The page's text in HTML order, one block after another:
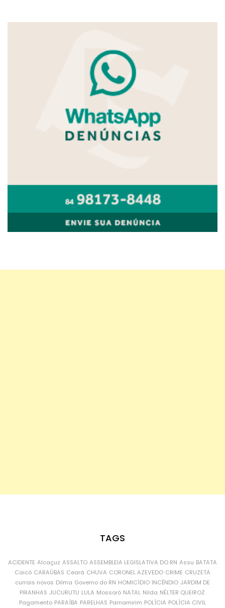
TAGS
ACIDENTE Alcaçuz ASSALTO ASSEMBLEIA LEGISLATIVA DO RN Assu BATATA
Caicó CARAÚBAS Ceará CHUVA CORONEL AZEVEDO CRIME CRUZETA
currais novos Dilma Governo do RN HOMICÍDIO INCÊNDIO JARDIM DE
PIRANHAS JUCURUTU LULA Mossoró NATAL Nilda NÉLTER QUEIROZ
Pagamento PARAÍBA PARELHAS Parnamirim POLÍCIA POLÍCIA CIVIL